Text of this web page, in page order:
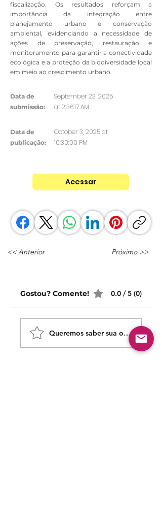
fiscalização. Os resultados reforçam a
importância da integração entre
planejamento urbano e conservação
ambiental, evidenciando a necessidade de
ações de preservação, restauração e
monitoramento para garantir a conectividade
ecológica e a proteção da biodiversidade local
em meio ao crescimento urbano.
Data de
submissão:
September 23, 2025
at 2:36:17 AM
Data de
publicação:
October 3, 2025 at
10:30:00 PM
Acessar
<< Anterior Próximo >>
Gostou? Comente! 0.0 / 5 (0)
Queremos saber sua opinião